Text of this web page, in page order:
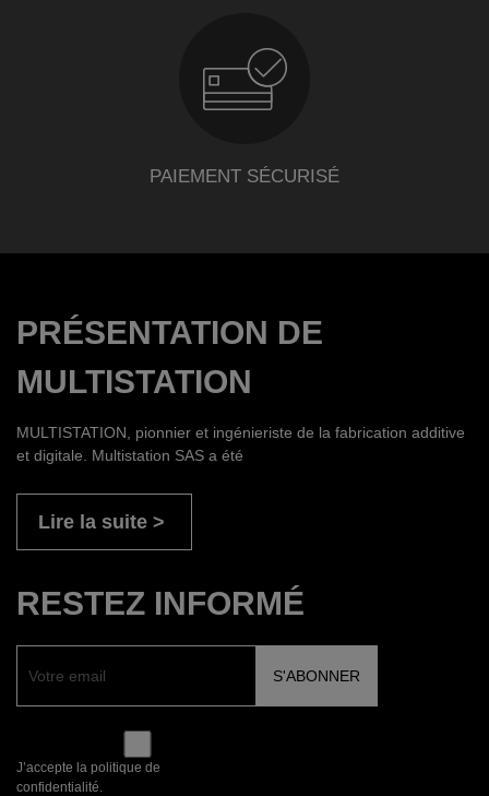
PAIEMENT SÉCURISÉ
PRÉSENTATION DE
MULTISTATION
MULTISTATION, pionnier et ingénieriste de la fabrication additive
et digitale. Multistation SAS a été
Lire la suite
RESTEZ INFORMÉ
J’accepte la politique de
confidentialité.